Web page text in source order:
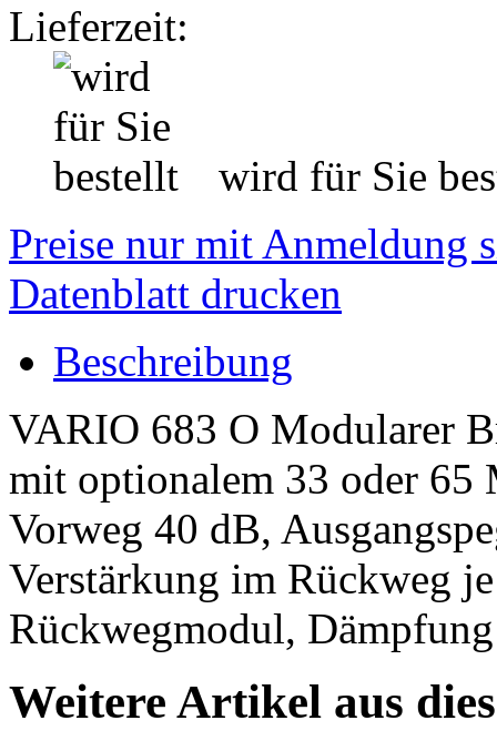
Lieferzeit:
wird für Sie
Preise nur mit Anmeldung
Datenblatt drucken
Beschreibung
VARIO 683 O Modularer
mit optionalem 33 oder 65
Vorweg 40 dB,
Verstärkung im Rückweg
Rückwegmodul,
Weitere Artikel aus